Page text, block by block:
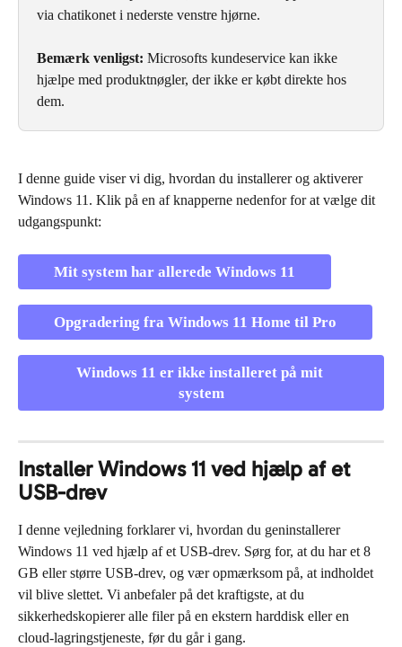
via chatikonet i nederste venstre hjørne.
Bemærk venligst: Microsofts kundeservice kan ikke
hjælpe med produktnøgler, der ikke er købt direkte hos
dem.
I denne guide viser vi dig, hvordan du installerer og aktiverer
Windows 11. Klik på en af knapperne nedenfor for at vælge dit
udgangspunkt:
Mit system har allerede Windows 11
Opgradering fra Windows 11 Home til Pro
Windows 11 er ikke installeret på mit
system
Installer Windows 11 ved hjælp af et
USB-drev
I denne vejledning forklarer vi, hvordan du geninstallerer
Windows 11 ved hjælp af et USB-drev. Sørg for, at du har et 8
GB eller større USB-drev, og vær opmærksom på, at indholdet
vil blive slettet. Vi anbefaler på det kraftigste, at du
sikkerhedskopierer alle filer på en ekstern harddisk eller en
cloud-lagringstjeneste, før du går i gang.